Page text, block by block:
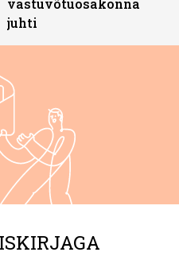
vastuvõtuosakonna
juhti